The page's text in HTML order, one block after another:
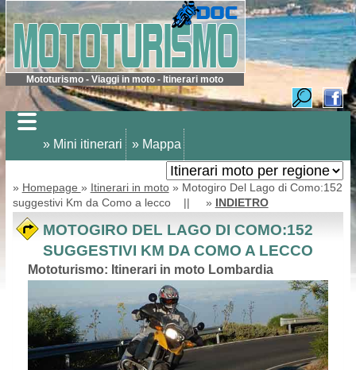
Mototurismo - Viaggi in moto - Itinerari moto
» Mini itinerari » Mappa
» Homepage » Itinerari in moto» Motogiro Del Lago di Como:152
suggestivi Km da Como a lecco || » INDIETRO
MOTOGIRO DEL LAGO DI COMO:152
SUGGESTIVI KM DA COMO A LECCO
Mototurismo: Itinerari in moto Lombardia